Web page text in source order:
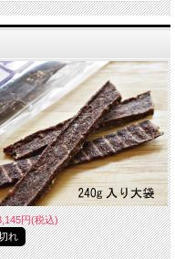
られていますので、ご家族であ
物や着色料などは一切使用して
トプラス クランチ 10g×5袋
馬脾臓・馬腎臓・馬骨・馬
以上 粗繊維2%以下 粗灰分
円(税込)
れ